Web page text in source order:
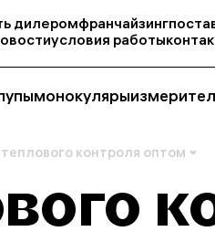
дилеромфранчайзинг
условия работы
монокуляры
контроля оптом